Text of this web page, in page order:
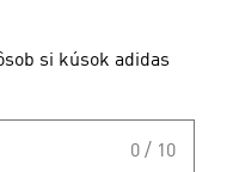
si kúsok adidas
0 / 10